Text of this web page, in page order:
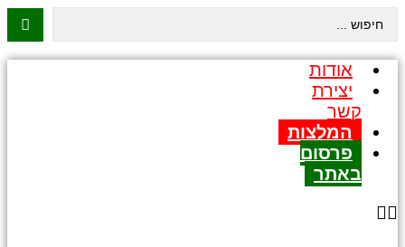
לתוכן
...
אודות
יצירת
קשר
המלצות
פרסום
באתר